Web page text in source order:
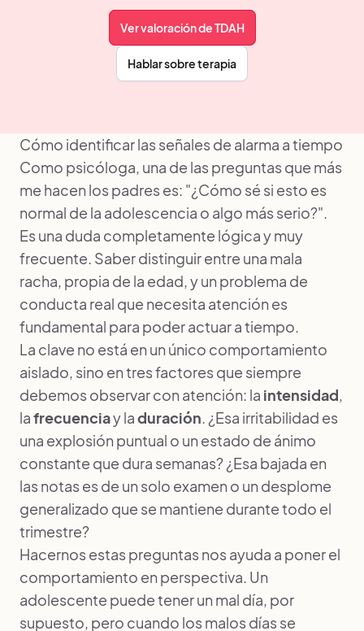
Ver valoración de TDAH
Hablar sobre terapia
Cómo identificar las señales de alarma a tiempo
Como psicóloga, una de las preguntas que más
me hacen los padres es: "¿Cómo sé si esto es
normal de la adolescencia o algo más serio?".
Es una duda completamente lógica y muy
frecuente. Saber distinguir entre una mala
racha, propia de la edad, y un problema de
conducta real que necesita atención es
fundamental para poder actuar a tiempo.
La clave no está en un único comportamiento
aislado, sino en tres factores que siempre
debemos observar con atención: la intensidad,
lafrecuenciay laduración. ¿Esa irritabilidad es
una explosión puntual o un estado de ánimo
constante que dura semanas? ¿Esa bajada en
las notas es de un solo examen o un desplome
generalizado que se mantiene durante todo el
trimestre?
Hacernos estas preguntas nos ayuda a poner el
comportamiento en perspectiva. Un
adolescente puede tener un mal día, por
supuesto, pero cuando los malos días se